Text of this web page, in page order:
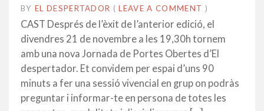
BY EL DESPERTADOR ON
4
NOVEMBRE
•(LEAVE A COMMENT )
CAST Després de l’èxit de l’anterior edició, el
divendres 21 de novembre a les 19,30h tornem
amb una nova Jornada de Portes Obertes d’El
despertador. Et convidem per espai d’uns 90
minuts a fer una sessió vivencial en grup on podràs
preguntar i informar-te en persona de totes les